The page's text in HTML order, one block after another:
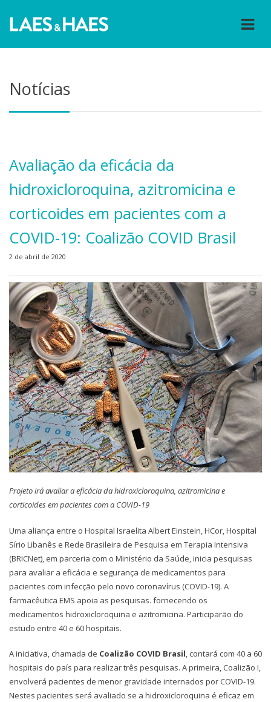
Notícias
Avaliação da eficácia da
hidroxicloroquina, azitromicina e
corticoides em pacientes com a
COVID-19: Coalizão COVID Brasil
2 de abril de 2020
Projeto irá avaliar a eficácia da hidroxicloroquina, azitromicina e
corticoides em pacientes com a COVID-19
Uma aliança entre o Hospital Israelita Albert Einstein, HCor, Hospital
Sírio Libanês e Rede Brasileira de Pesquisa em Terapia Intensiva
(BRICNet), em parceria com o Ministério da Saúde, inicia pesquisas
para avaliar a eficácia e segurança de medicamentos para
pacientes com infecção pelo novo coronavírus (COVID-19). A
farmacêutica EMS apoia as pesquisas. fornecendo os
medicamentos hidroxicloroquina e azitromicina. Participarão do
estudo entre 40 e 60 hospitais.
A iniciativa, chamada de Coalizão COVID Brasil, contará com 40 a 60
hospitais do país para realizar três pesquisas. A primeira, Coalizão I,
envolverá pacientes de menor gravidade internados por COVID-19.
Nestes pacientes será avaliado se a hidroxicloroquina é eficaz em